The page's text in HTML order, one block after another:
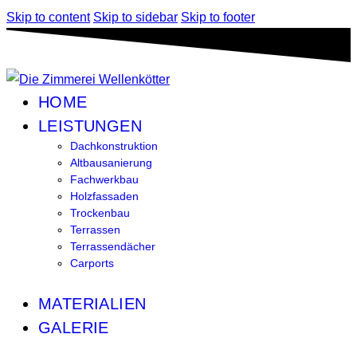
Skip to content Skip to sidebar Skip to footer
HOME
LEISTUNGEN
Dachkonstruktion
Altbausanierung
Fachwerkbau
Holzfassaden
Trockenbau
Terrassen
Terrassendächer
Carports
MATERIALIEN
GALERIE